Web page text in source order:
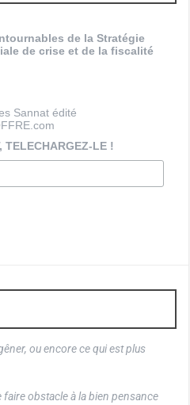
de la Stratégie
de crise et de la fiscalité
Sannat édité
TELECHARGEZ-LE !
ou encore ce qui est plus
obstacle à la bien pensance